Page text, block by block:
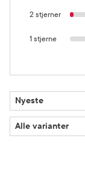
2 stjerner
1 stjerne